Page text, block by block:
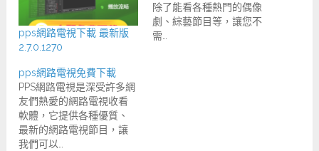
pps網路電視下載 最新版
2.7.0.1270
除了能看各種熱門的偶像
劇、綜藝節目等，讓您不
需…
pps網路電視免費下載
PPS網路電視是深受許多網
友們熱愛的網路電視收看
軟體，它提供各種優質、
最新的網路電視節目，讓
我們可以…